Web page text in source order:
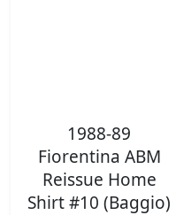
1988-89
Fiorentina ABM
Reissue Home
Shirt #10 (Baggio)